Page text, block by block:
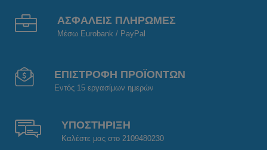
ΑΣΦΑΛΕΙΣ ΠΛΗΡΩΜΕΣ
Μέσω Eurobank / PayPal
ΕΠΙΣΤΡΟΦΗ ΠΡΟΪΟΝΤΩΝ
Εντός 15 εργασίμων ημερών
ΥΠΟΣΤΗΡΙΞΗ
Καλέστε μας στο 2109480230